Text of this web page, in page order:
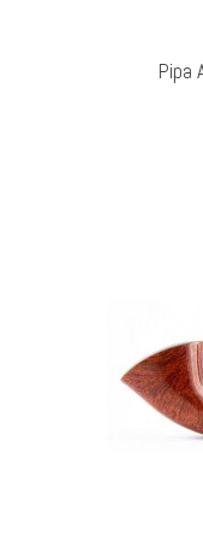
Pipa